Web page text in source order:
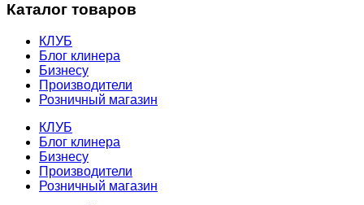
Каталог товаров
КЛУБ
Блог клинера
Бизнесу
Производители
Розничный магазин
КЛУБ
Блог клинера
Бизнесу
Производители
Розничный магазин